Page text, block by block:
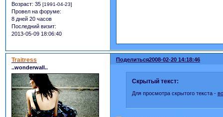
Возраст: 35 [1991-04-23]
Провел на форуме:
8 дней 20 часов
Последний визит:
2013-05-09 18:06:40
Поделиться2008-02-20 14:18:46
Traitress
..wonderwall..
Скрытый текст:
Для просмотра скрытого текста -